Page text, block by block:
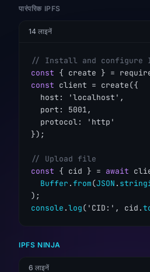
पारंपरिक IPFS
14 लाइनें
// Install and configure
const
const client = create({
  host: 'localhost',
  port: 5001,
  protocol: 'http'
});
// Upload file
const { cid } = await
Buffer .from(JSON .
console .log('CID:', cid.
IPFS NINJA
6 लाइनें